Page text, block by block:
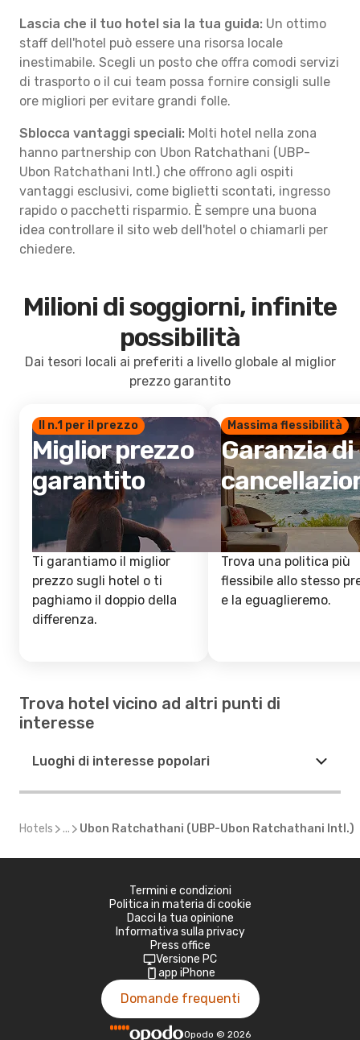
Lascia che il tuo hotel sia la tua guida: Un ottimo
staff dell'hotel può essere una risorsa locale
inestimabile. Scegli un posto che offra comodi servizi
di trasporto o il cui team possa fornire consigli sulle
ore migliori per evitare grandi folle.
Sblocca vantaggi speciali: Molti hotel nella zona
hanno partnership con Ubon Ratchathani (UBP-
Ubon Ratchathani Intl.) che offrono agli ospiti
vantaggi esclusivi, come biglietti scontati, ingresso
rapido o pacchetti risparmio. È sempre una buona
idea controllare il sito web dell'hotel o chiamarli per
chiedere.
Milioni di soggiorni, infinite
possibilità
Dai tesori locali ai preferiti a livello globale al miglior
prezzo garantito
Il n.1 per il prezzo
Miglior prezzo
garantito
Ti garantiamo il miglior
prezzo sugli hotel o ti
paghiamo il doppio della
differenza.
Massima flessibilità
Garanzia di
Trova una politica più
flessibile allo stesso
e la eguaglieremo.
Trova hotel vicino ad altri punti di
interesse
Luoghi di interesse popolari
Hotels ... Ubon Ratchathani (UBP-Ubon Ratchathani Intl.)
Termini e condizioni
Politica in materia di cookie
Dacci la tua opinione
Informativa sulla privacy
Press office
Versione PC
app iPhone
Domande frequenti
Opodo © 2026